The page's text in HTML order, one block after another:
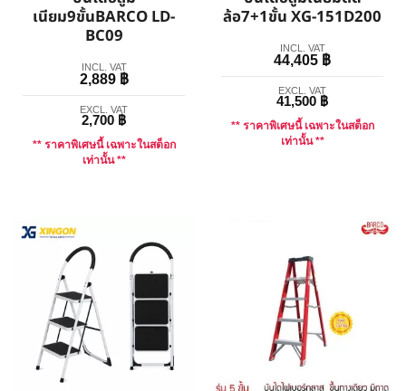
เนียม9ขั้นBARCO LD-
BC09
INCL. VAT
2,889 ฿
EXCL. VAT
2,700 ฿
** ราคาพิเศษนี้ เฉพาะในสต็อก
เท่านั้น **
ล้อ7+1ขั้น XG-151D200
INCL. VAT
44,405 ฿
EXCL. VAT
41,500 ฿
** ราคาพิเศษนี้ เฉพาะในสต็อก
เท่านั้น **